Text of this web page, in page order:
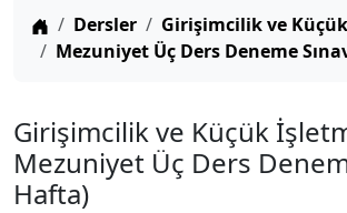
Anasayfa
Dersler
Girişimcilik ve
Mezuniyet Üç Ders Deneme
Girişimcilik ve Küçük
Mezuniyet Üç Ders
Hafta)